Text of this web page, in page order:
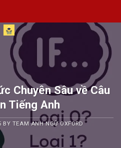
Chuyên Sâu về Câu
Tiếng Anh
BY TEAM ANH NGỮ OXFORD